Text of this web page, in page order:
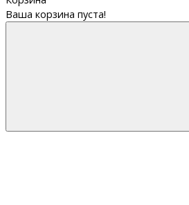
Ваша корзина пуста!